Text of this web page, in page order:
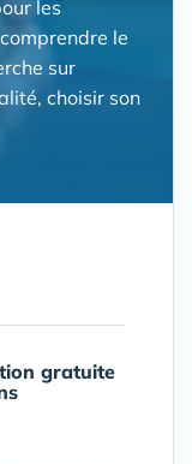
les
le
sur
choisir son
gratuite